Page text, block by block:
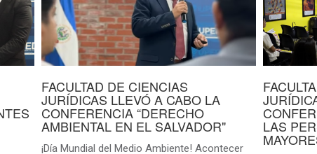
FACULTAD DE CIENCIAS
JURÍDICAS LLEVÓ A CABO LA
CONFERENCIA “DERECHO
AMBIENTAL EN EL SALVADOR"
¡Día Mundial del Medio Ambiente! Acontecer
LAS